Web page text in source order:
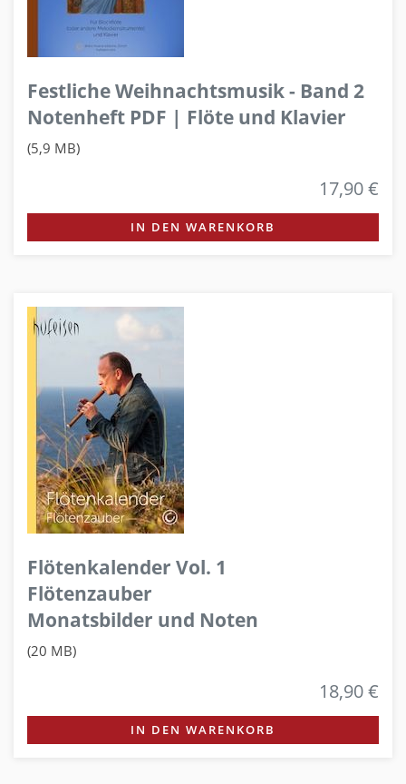
Festliche Weihnachtsmusik - Band 2
Notenheft PDF | Flöte und Klavier
(5,9 MB)
17,90 €
IN DEN WARENKORB
Flötenkalender Vol. 1
Flötenzauber
Monatsbilder und Noten
(20 MB)
18,90 €
IN DEN WARENKORB